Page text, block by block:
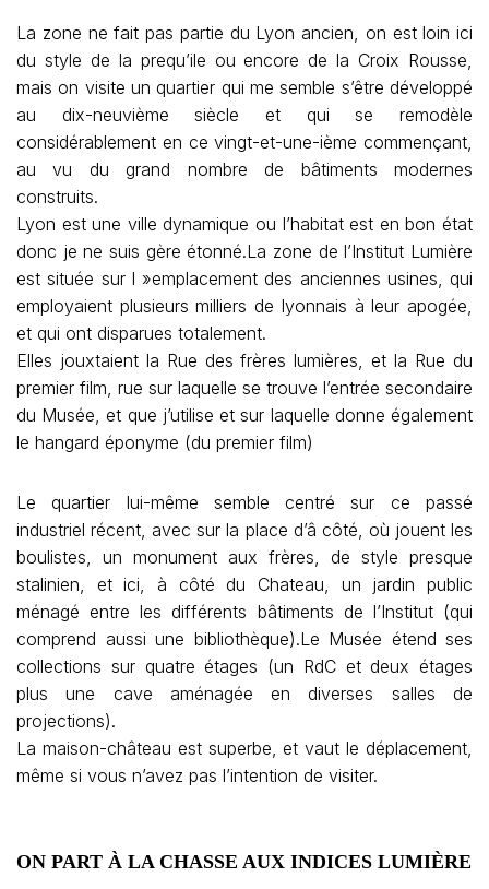
La zone ne fait pas partie du Lyon ancien, on est loin ici
du style de la prequ’ile ou encore de la Croix Rousse,
mais on visite un quartier qui me semble s’être développé
au dix-neuvième siècle et qui se remodèle
considérablement en ce vingt-et-une-ième commençant,
au vu du grand nombre de bâtiments modernes
construits.
Lyon est une ville dynamique ou l’habitat est en bon état
donc je ne suis gère étonné.La zone de l’Institut Lumière
est située sur l »emplacement des anciennes usines, qui
employaient plusieurs milliers de lyonnais à leur apogée,
et qui ont disparues totalement.
Elles jouxtaient la Rue des frères lumières, et la Rue du
premier film, rue sur laquelle se trouve l’entrée secondaire
du Musée, et que j’utilise et sur laquelle donne également
le hangard éponyme (du premier film)
Le quartier lui-même semble centré sur ce passé
industriel récent, avec sur la place d’â côté, où jouent les
boulistes, un monument aux frères, de style presque
stalinien, et ici, à côté du Chateau, un jardin public
ménagé entre les différents bâtiments de l’Institut (qui
comprend aussi une bibliothèque).Le Musée étend ses
collections sur quatre étages (un RdC et deux étages
plus une cave aménagée en diverses salles de
projections).
La maison-château est superbe, et vaut le déplacement,
même si vous n’avez pas l’intention de visiter.
ON PART À LA CHASSE AUX INDICES LUMIÈRE